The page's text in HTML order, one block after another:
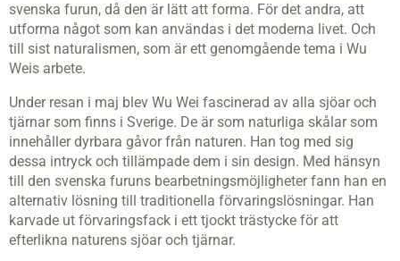
svenska furun, då den är lätt att forma. För det andra, att
utforma något som kan användas i det moderna livet. Och
till sist naturalismen, som är ett genomgående tema i Wu
Weis arbete.
Under resan i maj blev Wu Wei fascinerad av alla sjöar och
tjärnar som finns i Sverige. De är som naturliga skålar som
innehåller dyrbara gåvor från naturen. Han tog med sig
dessa intryck och tillämpade dem i sin design. Med hänsyn
till den svenska furuns bearbetningsmöjligheter fann han en
alternativ lösning till traditionella förvaringslösningar. Han
karvade ut förvaringsfack i ett tjockt trästycke för att
efterlikna naturens sjöar och tjärnar.